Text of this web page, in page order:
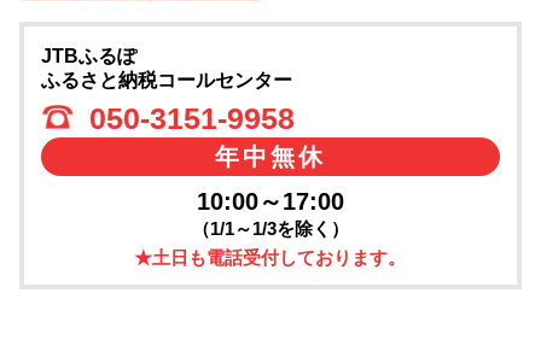
JTBふるぽ
ふるさと納税コールセンター
050-3151-9958
年中無休
10:00～17:00
（1/1～1/3を除く）
★土日も電話受付しております。